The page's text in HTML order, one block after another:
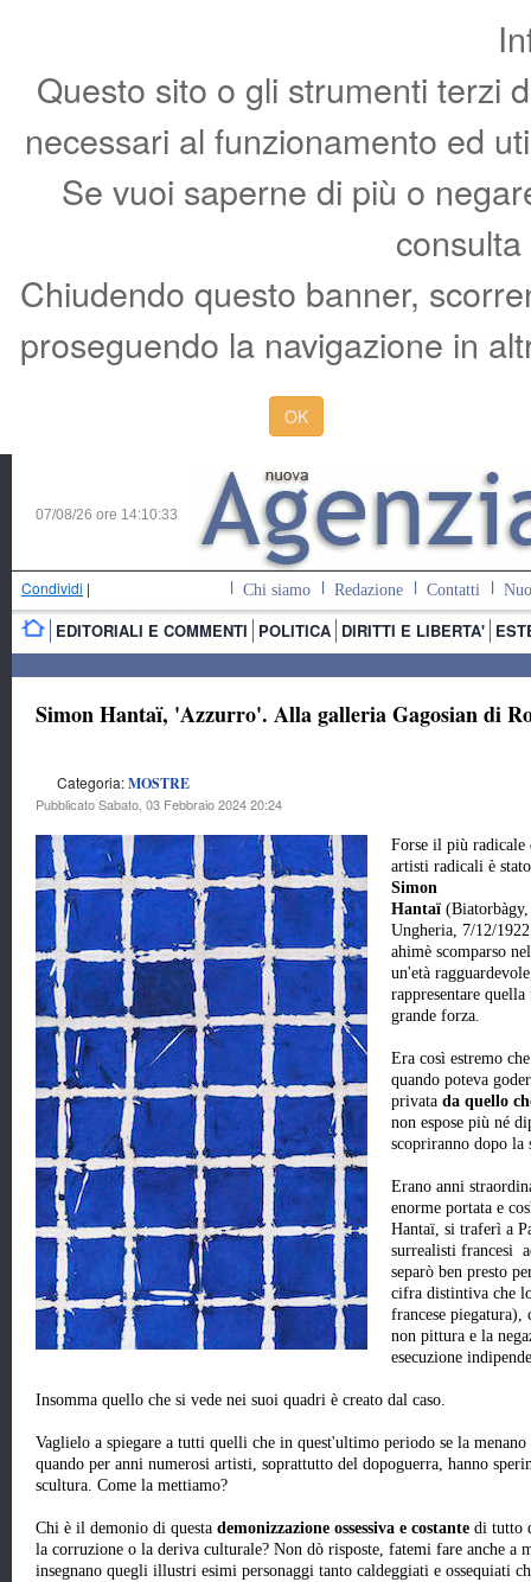
Questo sito o gli strumenti terzi
necessari al funzionamento ed
Se vuoi saperne di più o
Chiudendo questo banner,
proseguendo la navigazione in
OK
07/08/26 ore 14:10:34
Condividi | Chi siamo Redazione Contatti
EDITORIALI E COMMENTI POLITICA DIRITTI E LIBERTA'
Simon Hantaï, 'Azzurro'. Alla galleria Gagosian di
Categoria:MOSTRE
Pubblicato Sabato, 03 Febbraio 2024 20:24
Forse il più radicale
artisti radicali è stato
Simon
Hantaï (Biatorbàgy,
Ungheria, 7/12/
ahimè scomparso
un'età
rappresentare
grande forza.
Era così estremo
quando poteva
privata da quello
non espose più né
scopriranno dopo la
Erano anni
enorme portata e
Hantaï, si traferì a
surrealisti francesi
separò ben presto
cifra distintiva che
francese piegatura),
non pittura e la
esecuzione
Insomma quello che si vede nei suoi quadri è creato dal caso.
Vaglielo a spiegare a tutti quelli che in quest'ultimo periodo se la
quando per anni numerosi artisti, soprattutto del dopoguerra, hanno
scultura. Come la mettiamo?
Chi è il demonio di questa demonizzazione ossessiva e costante di tutto
la corruzione o la deriva culturale? Non dò risposte, fatemi fare anche a
insegnano quegli illustri esimi personaggi tanto caldeggiati e ossequiati